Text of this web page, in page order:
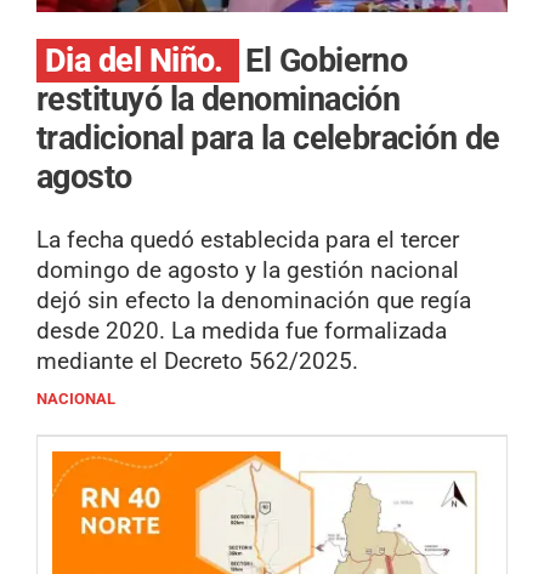
Dia del Niño.
El Gobierno
restituyó la denominación
tradicional para la celebración de
agosto
La fecha quedó establecida para el tercer
domingo de agosto y la gestión nacional
dejó sin efecto la denominación que regía
desde 2020. La medida fue formalizada
mediante el Decreto 562/2025.
NACIONAL